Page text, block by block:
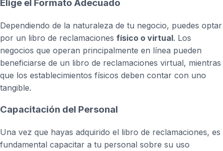
Elige el Formato Adecuado
Dependiendo de la naturaleza de tu negocio, puedes optar
por un libro de reclamaciones físico o virtual. Los
negocios que operan principalmente en línea pueden
beneficiarse de un libro de reclamaciones virtual, mientras
que los establecimientos físicos deben contar con uno
tangible.
Capacitación del Personal
Una vez que hayas adquirido el libro de reclamaciones, es
fundamental capacitar a tu personal sobre su uso